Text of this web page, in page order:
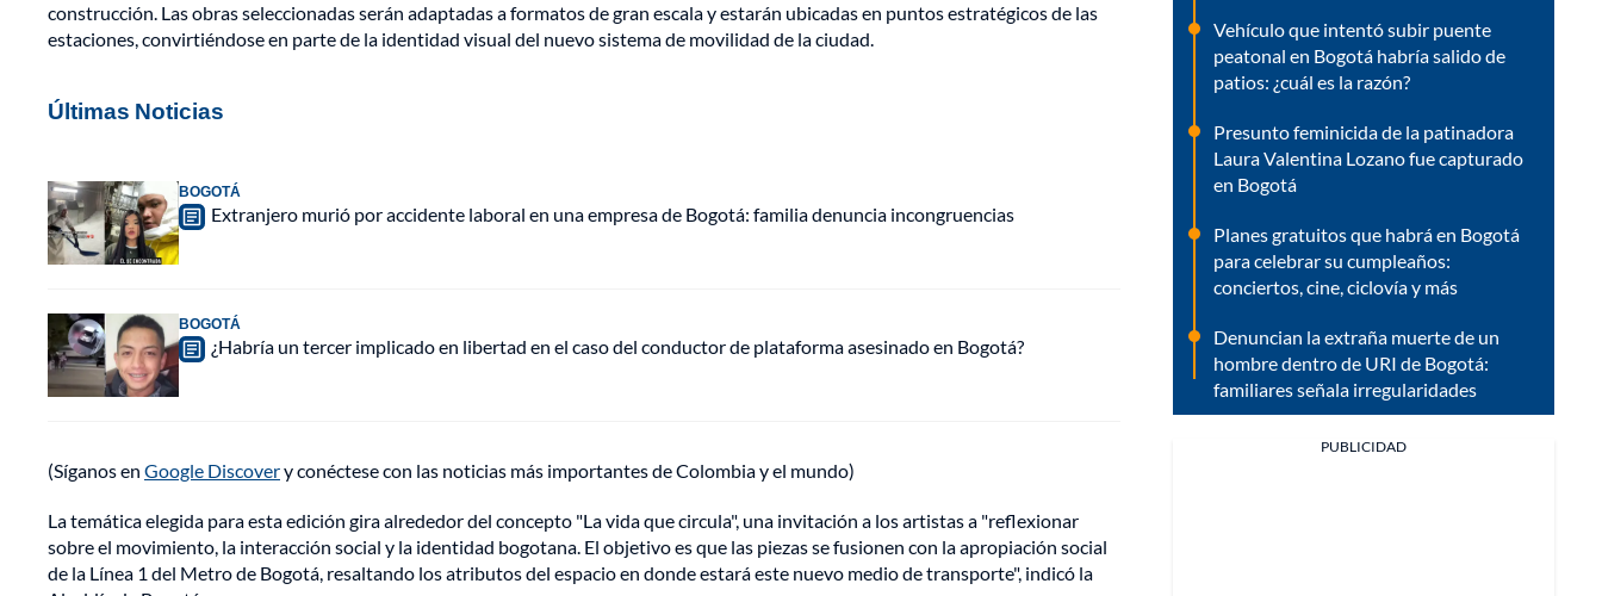
construcción. Las obras seleccionadas serán adaptadas a formatos de gran escala y estarán ubicadas en puntos estratégicos de las
estaciones, convirtiéndose en parte de la identidad visual del nuevo sistema de movilidad de la ciudad.
Últimas Noticias
BOGOTÁ
Extranjero murió por accidente laboral en una empresa de Bogotá: familia denuncia incongruencias
BOGOTÁ
¿Habría un tercer implicado en libertad en el caso del conductor de plataforma asesinado en Bogotá?
(Síganos en Google Discovery conéctese con las noticias más importantes de Colombia y el mundo)
La temática elegida para esta edición gira alrededor del concepto "La vida que circula", una invitación a los artistas a "reflexionar
sobre el movimiento, la interacción social y la identidad bogotana. El objetivo es que las piezas se fusionen con la apropiación social
de la Línea 1 del Metro de Bogotá, resaltando los atributos del espacio en donde estará este nuevo medio de transporte", indicó la
Vehículo que intentó subir puente
peatonal en Bogotá habría salido de
patios: ¿cuál es la razón?
Presunto feminicida de la patinadora
Laura Valentina Lozano fue capturado
en Bogotá
Planes gratuitos que habrá en Bogotá
para celebrar su cumpleaños:
conciertos, cine, ciclovía y más
Denuncian la extraña muerte de un
hombre dentro de URI de Bogotá:
familiares señala irregularidades
PUBLICIDAD